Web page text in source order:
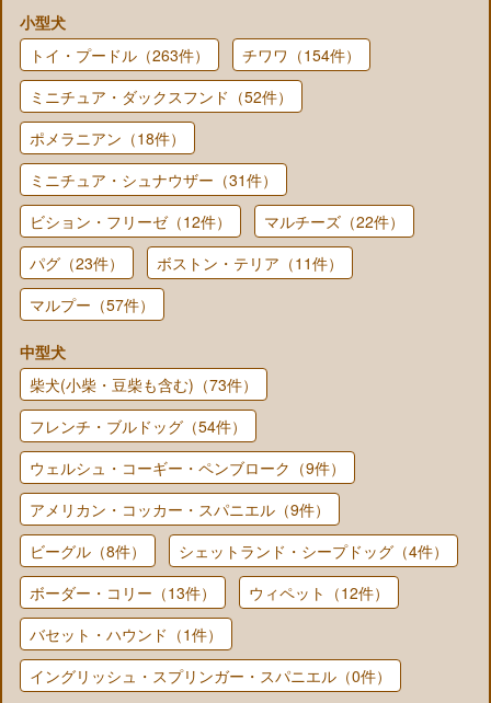
小型犬
トイ・プードル（263件）
チワワ（154件）
ミニチュア・ダックスフンド（52件）
ポメラニアン（18件）
ミニチュア・シュナウザー（31件）
ビション・フリーゼ（12件）
マルチーズ（22件）
パグ（23件）
ボストン・テリア（11件）
マルプー（57件）
中型犬
柴犬(小柴・豆柴も含む)（73件）
フレンチ・ブルドッグ（54件）
ウェルシュ・コーギー・ペンブローク（9件）
アメリカン・コッカー・スパニエル（9件）
ビーグル（8件）
シェットランド・シープドッグ（4件）
ボーダー・コリー（13件）
ウィペット（12件）
バセット・ハウンド（1件）
イングリッシュ・スプリンガー・スパニエル（0件）